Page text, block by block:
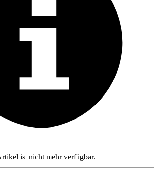
ist nicht mehr verfügbar.